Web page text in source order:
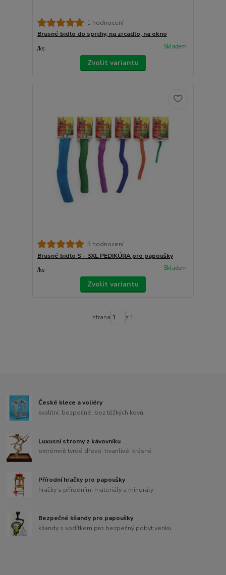
1 hodnocení
Brusné bidlo do sprchy, na zrcadlo, na okno
/ks Skladem
Zvolit variantu
3 hodnocení
Brusné bidlo S - 3XL PEDIKÚRA pro papoušky
/ks Skladem
Zvolit variantu
strana z 1
České klece a voliéry
kvalitní, bezpečné, bez těžkých kovů
Luxusní stromy z kávovníku
extrémně tvrdé dřevo, trvanlivé, krásné
Přírodní hračky pro papoušky
hračky s přírodními materiály a minerály
Bezpečné kšandy pro papoušky
kšandy s vodítkem pro bezpečný pobyt venku